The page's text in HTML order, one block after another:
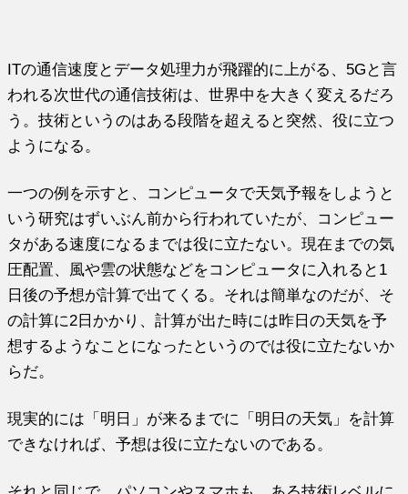
ITの通信速度とデータ処理力が飛躍的に上がる、5Gと言
われる次世代の通信技術は、世界中を大きく変えるだろ
う。技術というのはある段階を超えると突然、役に立つ
ようになる。
一つの例を示すと、コンピュータで天気予報をしようと
いう研究はずいぶん前から行われていたが、コンピュー
タがある速度になるまでは役に立たない。現在までの気
圧配置、風や雲の状態などをコンピュータに入れると1
日後の予想が計算で出てくる。それは簡単なのだが、そ
の計算に2日かかり、計算が出た時には昨日の天気を予
想するようなことになったというのでは役に立たないか
らだ。
現実的には「明日」が来るまでに「明日の天気」を計算
できなければ、予想は役に立たないのである。